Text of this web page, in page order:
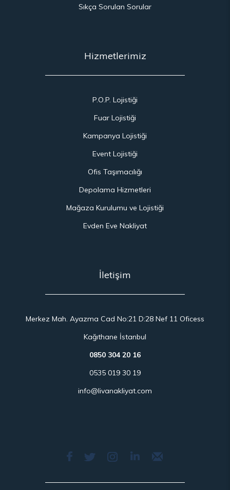
Sıkça Sorulan Sorular
Hizmetlerimiz
P.O.P. Lojistiği
Fuar Lojistiği
Kampanya Lojistiği
Event Lojistiği
Ofis Taşımacılığı
Depolama Hizmetleri
Mağaza Kurulumu ve Lojistiği
Evden Eve Nakliyat
İletişim
Merkez Mah. Ayazma Cad No:21 D:28 Nef 11 Oficess
Kağıthane İstanbul
0850 304 20 16
0535 019 30 19
info@livanakliyat.com